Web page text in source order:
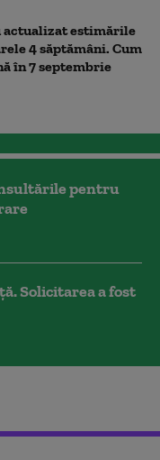
actualizat estimările
4 săptămâni. Cum
în 7 septembrie
pentru
Solicitarea a fost